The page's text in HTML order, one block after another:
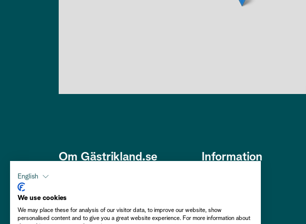
Om Gästrikland.se
Ek. Förening i ett samarbete med
Gästrikekommunerna i syfte att
främja Gästrikland som besöksmål.
Information
Hållbarhetspolicy
English
We use cookies
We may place these for analysis of our visitor data, to improve our website, show
personalised content and to give you a great website experience. For more information about